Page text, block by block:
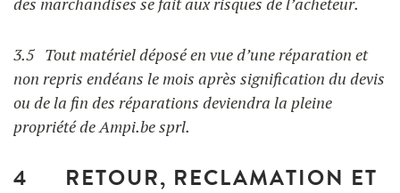
3.5 Tout matériel déposé en vue d’une réparation et
non repris endéans le mois après signification du devis
ou de la fin des réparations deviendra la pleine
propriété de Ampi.be sprl.
4 RETOUR, RECLAMATION ET